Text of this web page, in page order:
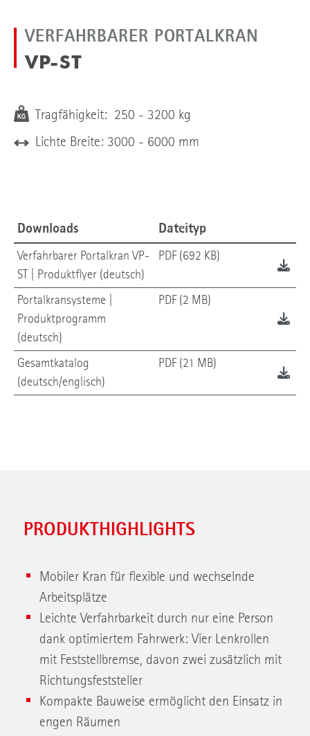
VERFAHRBARER PORTALKRAN
VP-ST
Tragfähigkeit: 250 - 3200 kg
Lichte Breite: 3000 - 6000 mm
Downloads Dateityp
Verfahrbarer Portalkran VP-
ST | Produktflyer (deutsch)
PDF (692 KB)
Portalkransysteme |
Produktprogramm
(deutsch)
PDF (2 MB)
Gesamtkatalog
(deutsch/englisch)
PDF (21 MB)
PRODUKTHIGHLIGHTS
Mobiler Kran für flexible und wechselnde
Arbeitsplätze
Leichte Verfahrbarkeit durch nur eine Person
dank optimiertem Fahrwerk: Vier Lenkrollen
mit Feststellbremse, davon zwei zusätzlich mit
Richtungsfeststeller
Kompakte Bauweise ermöglicht den Einsatz in
engen Räumen